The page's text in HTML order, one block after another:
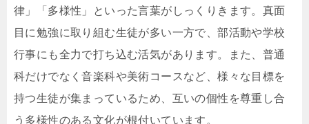
律」「多様性」といった言葉がしっくりきます。真面
目に勉強に取り組む生徒が多い一方で、部活動や学校
行事にも全力で打ち込む活気があります。また、普通
科だけでなく音楽科や美術コースなど、様々な目標を
持つ生徒が集まっているため、互いの個性を尊重し合
う多様性のある文化が根付いています。